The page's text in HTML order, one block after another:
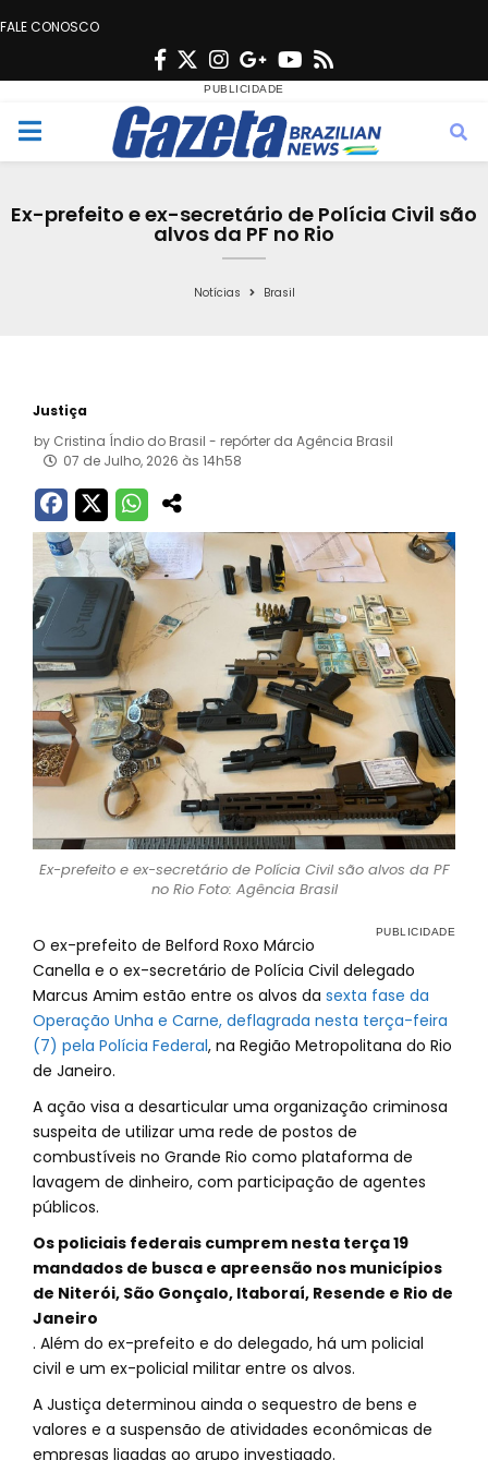
FALE CONOSCO
F
c
e
o
T
w
i
t
e
n
s
t
g
r
a
G
o
o
g
e
Y
u
t
b
s
M
Ex-prefeito e ex-secretário de Polícia Civil são
alvos da PF no Rio
Notícias Brasil
Justiça
by Cristina Índio do Brasil - repórter da Agência Brasil
07 de Julho, 2026 às 14h58
Ex-prefeito e ex-secretário de Polícia Civil são alvos da PF
no Rio Foto: Agência Brasil
O ex-prefeito de Belford Roxo Márcio
Canella e o ex-secretário de Polícia Civil delegado
Marcus Amim estão entre os alvos da sexta fase da
Operação Unha e Carne, deflagrada nesta terça-feira
(7) pela Polícia Federal, na Região Metropolitana do Rio
de Janeiro.
A ação visa a desarticular uma organização criminosa
suspeita de utilizar uma rede de postos de
combustíveis no Grande Rio como plataforma de
lavagem de dinheiro, com participação de agentes
públicos.
Os policiais federais cumprem nesta terça 19
mandados de busca e apreensão nos municípios
de Niterói, São Gonçalo, Itaboraí, Resende e Rio de
Janeiro
. Além do ex-prefeito e do delegado, há um policial
civil e um ex-policial militar entre os alvos.
A Justiça determinou ainda o sequestro de bens e
valores e a suspensão de atividades econômicas de
empresas ligadas ao grupo investigado.